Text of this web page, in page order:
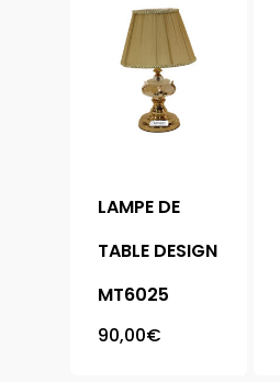
LAMPE DE
TABLE DESIGN
MT6025
90,00€